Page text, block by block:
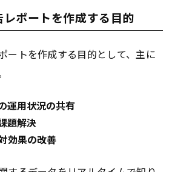
レポートを作成する目的
ートを作成する目的として、主に
運用状況の共有
題解決
効果の改善